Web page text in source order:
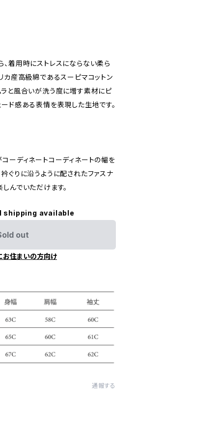
着用時にストレスにならない柔ら
カ産高級綿であるスーピマコットン
ラと風合いが洗う度に増す素材にピ
ド感ある表情を表現した生地です。
ーディネートコーディネートの幅を
ぐりに沿うように配されたファスナ
んでいただけます。
shipping available
out
お住まいの方向け
通報する